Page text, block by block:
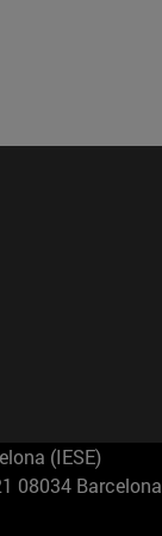
(IESE)
08034 Barcelona